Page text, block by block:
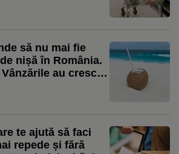
să nu mai fie
nișă în România.
au crescut
te ajută să faci
repede și fără